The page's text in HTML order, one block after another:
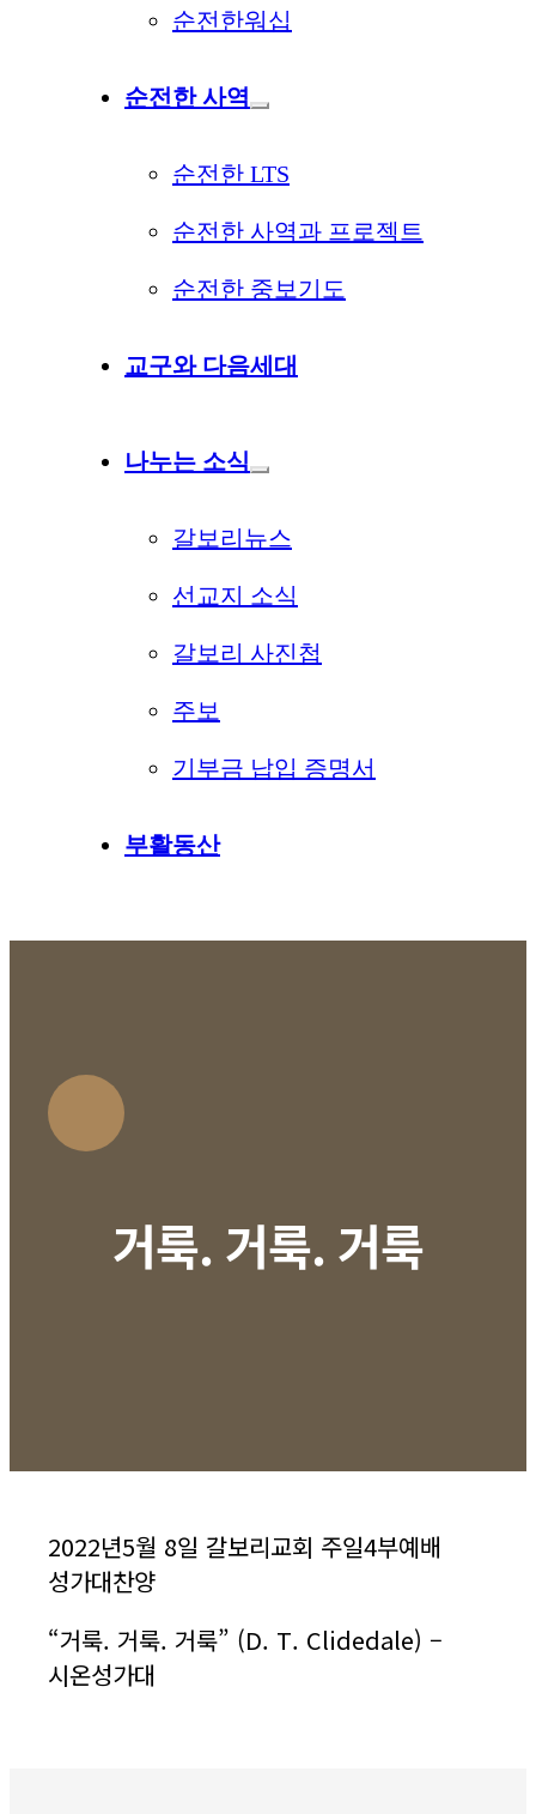
순전한워십
순전한 사역
순전한 LTS
순전한 사역과 프로젝트
순전한 중보기도
교구와 다음세대
나누는 소식
갈보리뉴스
선교지 소식
갈보리 사진첩
주보
기부금 납입 증명서
부활동산
거룩. 거룩. 거룩
2022년5월 8일 갈보리교회 주일4부예배
성가대찬양
“거룩. 거룩. 거룩” (D. T. Clidedale) –
시온성가대